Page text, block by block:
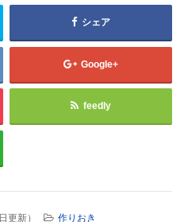
シェア
Google+
feedly
更新） 作りおき